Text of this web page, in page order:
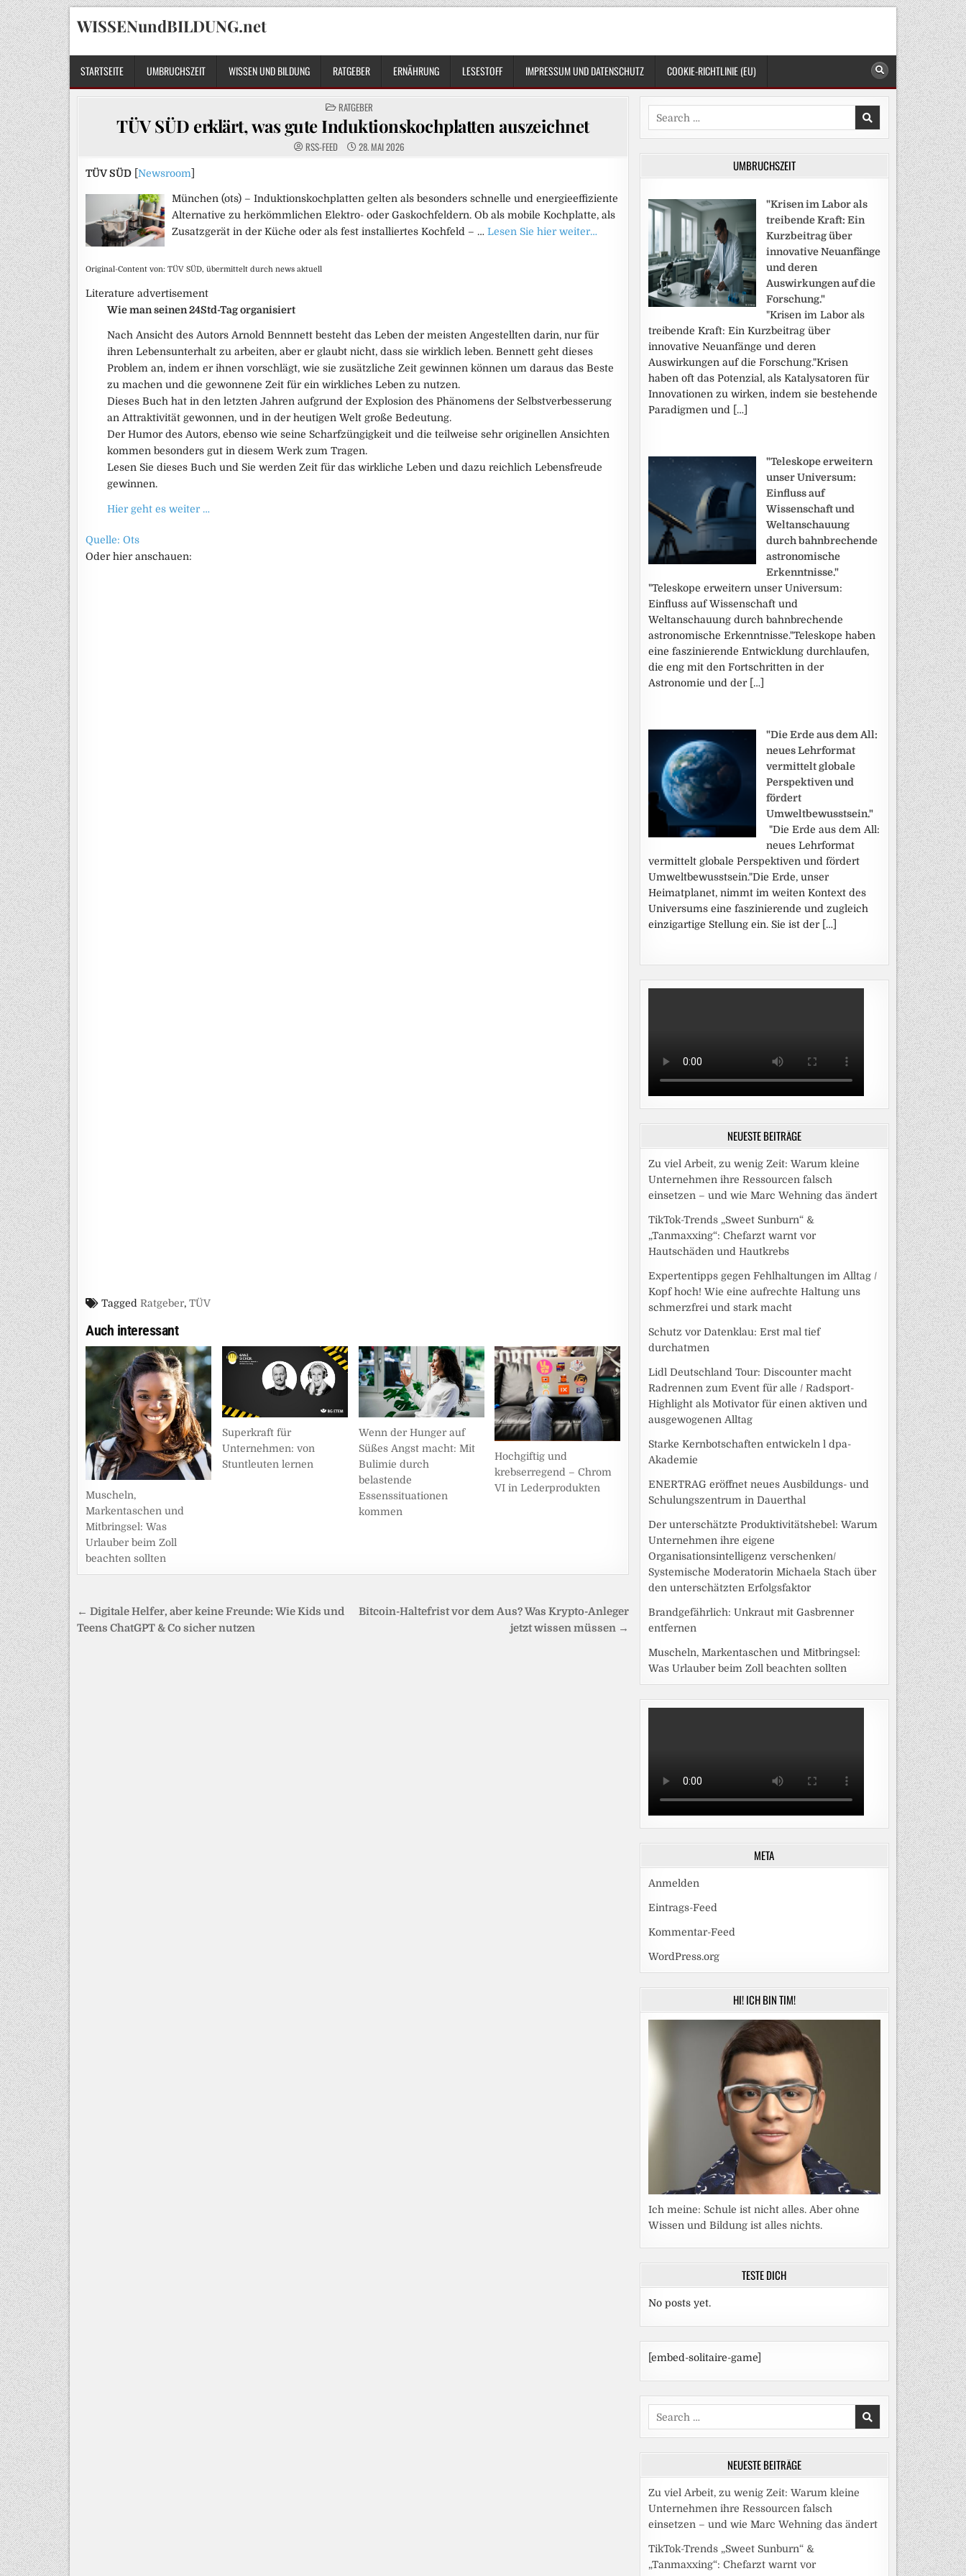
Skip
to
content
WISSENundBILDUNG.net
STARTSEITE UMBRUCHSZEIT WISSEN UND BILDUNG RATGEBER ERNÄHRUNG LESESTOFF IMPRESSUM UND DATENSCHUTZ COOKIE-RICHTLINIE (EU)
POSTED
IN
RATGEBER
TÜV SÜD erklärt, was gute Induktionskochplatten auszeichnet
RSS-FEED 28. MAI 2026
TÜV SÜD Newsroom
München (ots) – Induktionskochplatten gelten als besonders schnelle und energieeffiziente
Alternative zu herkömmlichen Elektro- oder Gaskochfeldern. Ob als mobile Kochplatte, als
Zusatzgerät in der Küche oder als fest installiertes Kochfeld – … Lesen Sie hier weiter…
Original-Content von: TÜV SÜD, übermittelt durch news aktuell
Literature advertisement
Wie man seinen 24Std-Tag organisiert
Nach Ansicht des Autors Arnold Bennnett besteht das Leben der meisten Angestellten darin, nur für
ihren Lebensunterhalt zu arbeiten, aber er glaubt nicht, dass sie wirklich leben. Bennett geht dieses
Problem an, indem er ihnen vorschlägt, wie sie zusätzliche Zeit gewinnen können um daraus das Beste
zu machen und die gewonnene Zeit für ein wirkliches Leben zu nutzen.
Dieses Buch hat in den letzten Jahren aufgrund der Explosion des Phänomens der Selbstverbesserung
an Attraktivität gewonnen, und in der heutigen Welt große Bedeutung.
Der Humor des Autors, ebenso wie seine Scharfzüngigkeit und die teilweise sehr originellen Ansichten
kommen besonders gut in diesem Werk zum Tragen.
Lesen Sie dieses Buch und Sie werden Zeit für das wirkliche Leben und dazu reichlich Lebensfreude
gewinnen.
Hier geht es weiter …
Quelle: Ots
Oder hier anschauen:
Tagged Ratgeber, TÜV
Auch interessant
Muscheln,
Markentaschen und
Mitbringsel: Was
Urlauber beim Zoll
beachten sollten
Superkraft für
Unternehmen: von
Stuntleuten lernen
Wenn der Hunger auf
Süßes Angst macht: Mit
Bulimie durch
belastende
Essenssituationen
kommen
Hochgiftig und
krebserregend – Chrom
VI in Lederprodukten
Beitragsnavigation
Bitcoin-Haltefrist vor dem Aus? Was Krypto-Anleger
jetzt wissen müssen →
← Digitale Helfer, aber keine Freunde: Wie Kids und
Teens ChatGPT & Co sicher nutzen
Search
for:
UMBRUCHSZEIT
"Krisen im Labor als
treibende Kraft: Ein
Kurzbeitrag über
innovative Neuanfänge
und deren
Auswirkungen auf die
Forschung."
"Krisen im Labor als
treibende Kraft: Ein Kurzbeitrag über
innovative Neuanfänge und deren
Auswirkungen auf die Forschung."Krisen
haben oft das Potenzial, als Katalysatoren für
Innovationen zu wirken, indem sie bestehende
Paradigmen und […]
"Teleskope erweitern
unser Universum:
Einfluss auf
Wissenschaft und
Weltanschauung
durch bahnbrechende
astronomische
Erkenntnisse."
"Teleskope erweitern unser Universum:
Einfluss auf Wissenschaft und
Weltanschauung durch bahnbrechende
astronomische Erkenntnisse."Teleskope haben
eine faszinierende Entwicklung durchlaufen,
die eng mit den Fortschritten in der
Astronomie und der […]
"Die Erde aus dem All:
neues Lehrformat
vermittelt globale
Perspektiven und
fördert
Umweltbewusstsein."
"Die Erde aus dem All:
neues Lehrformat
vermittelt globale Perspektiven und fördert
Umweltbewusstsein."Die Erde, unser
Heimatplanet, nimmt im weiten Kontext des
Universums eine faszinierende und zugleich
einzigartige Stellung ein. Sie ist der […]
NEUESTE BEITRÄGE
Zu viel Arbeit, zu wenig Zeit: Warum kleine
Unternehmen ihre Ressourcen falsch
einsetzen – und wie Marc Wehning das ändert
TikTok-Trends „Sweet Sunburn“ &
„Tanmaxxing“: Chefarzt warnt vor
Hautschäden und Hautkrebs
Expertentipps gegen Fehlhaltungen im Alltag /
Kopf hoch! Wie eine aufrechte Haltung uns
schmerzfrei und stark macht
Schutz vor Datenklau: Erst mal tief
durchatmen
Lidl Deutschland Tour: Discounter macht
Radrennen zum Event für alle / Radsport-
Highlight als Motivator für einen aktiven und
ausgewogenen Alltag
Starke Kernbotschaften entwickeln l dpa-
Akademie
ENERTRAG eröffnet neues Ausbildungs- und
Schulungszentrum in Dauerthal
Der unterschätzte Produktivitätshebel: Warum
Unternehmen ihre eigene
Organisationsintelligenz verschenken/
Systemische Moderatorin Michaela Stach über
den unterschätzten Erfolgsfaktor
Brandgefährlich: Unkraut mit Gasbrenner
entfernen
Muscheln, Markentaschen und Mitbringsel:
Was Urlauber beim Zoll beachten sollten
META
Anmelden
Eintrags-Feed
Kommentar-Feed
WordPress.org
HI! ICH BIN TIM!
Ich meine: Schule ist nicht alles. Aber ohne
Wissen und Bildung ist alles nichts.
TESTE DICH
No posts yet.
[embed-solitaire-game]
Search
for:
NEUESTE BEITRÄGE
Zu viel Arbeit, zu wenig Zeit: Warum kleine
Unternehmen ihre Ressourcen falsch
einsetzen – und wie Marc Wehning das ändert
TikTok-Trends „Sweet Sunburn“ &
„Tanmaxxing“: Chefarzt warnt vor